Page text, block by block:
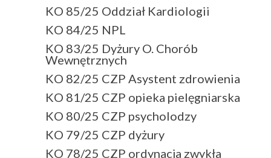
KO 85/25 Oddział Kardiologii
KO 84/25 NPL
KO 83/25 Dyżury O. Chorób
Wewnętrznych
KO 82/25 CZP Asystent zdrowienia
KO 81/25 CZP opieka pielęgniarska
KO 80/25 CZP psycholodzy
KO 79/25 CZP dyżury
KO 78/25 CZP ordynacja zwykła